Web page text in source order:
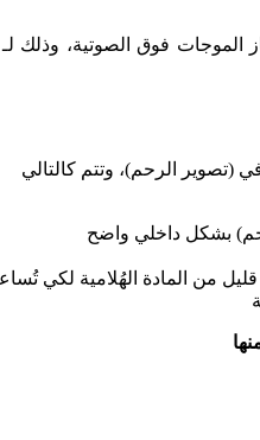
الموجات فوق الصوتية،